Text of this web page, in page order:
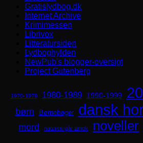
Gratislydbog.dk
Internet Archive
Krimimessen
Librivox
Litteratursiden
Lydboghylden
NewPub's blogger-oversigt
Project Gutenberg
1970-1979 1980-1989 1990-1999
børn Børnebøger dansk
mord naturen går amok noveller